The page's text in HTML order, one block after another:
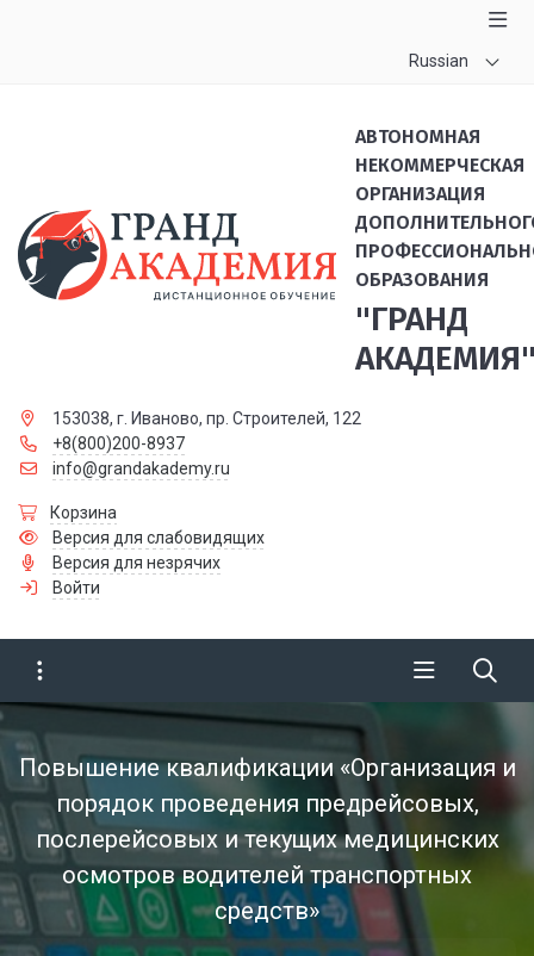
Russian
АВТОНОМНАЯ
НЕКОММЕРЧЕСКАЯ
ОРГАНИЗАЦИЯ
ОБРАЗОВАНИЯ
"ГРАНД
153038, г. Иваново, пр. Строителей, 122
+8(800)200-8937
info@grandakademy.ru
Корзина
Версия для слабовидящих
Версия для незрячих
Войти
Повышение квалификации «Организация и
порядок проведения предрейсовых,
послерейсовых и текущих медицинских
осмотров водителей транспортных
средств»